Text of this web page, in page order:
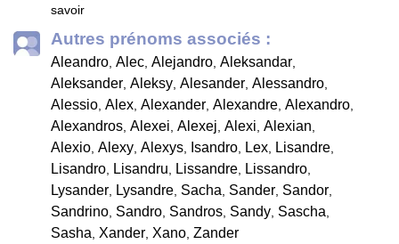
savoir
Autres prénoms associés :
Aleandro, Alec, Alejandro, Aleksandar,
Aleksander, Aleksy, Alesander, Alessandro,
Alessio, Alex, Alexander, Alexandre, Alexandro,
Alexandros, Alexei, Alexej, Alexi, Alexian,
Alexio, Alexy, Alexys, Isandro, Lex, Lisandre,
Lisandro, Lisandru, Lissandre, Lissandro,
Lysander, Lysandre, Sacha, Sander, Sandor,
Sandrino, Sandro, Sandros, Sandy, Sascha,
Sasha, Xander, Xano, Zander